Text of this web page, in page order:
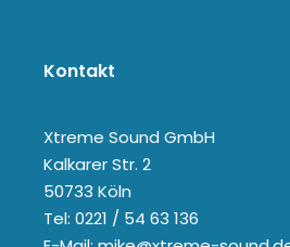
Kontakt
Xtreme Sound GmbH
Kalkarer Str. 2
50733 Köln
Tel: 0221 / 54 63 136